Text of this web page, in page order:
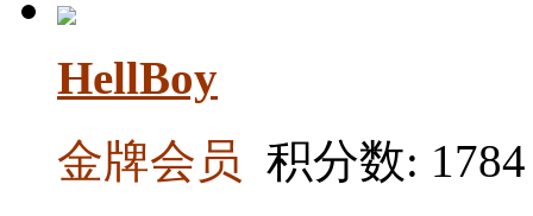
HellBoy
金牌会员 积分数: 1784